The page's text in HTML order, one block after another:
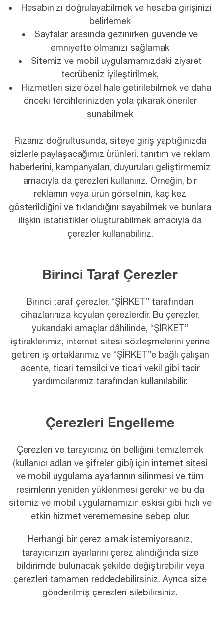
Hesabınızı doğrulayabilmek ve hesaba girişinizi
belirlemek
Sayfalar arasında gezinirken güvende ve
emniyette olmanızı sağlamak
Sitemiz ve mobil uygulamamızdaki ziyaret
tecrübeniz iyileştirilmek,
Hizmetleri size özel hale getirilebilmek ve daha
önceki tercihlerinizden yola çıkarak öneriler
sunabilmek
Rızanız doğrultusunda, siteye giriş yaptığınızda
sizlerle paylaşacağımız ürünleri, tanıtım ve reklam
haberlerini, kampanyaları, duyuruları geliştirmemiz
amacıyla da çerezleri kullanırız. Örneğin, bir
reklamın veya ürün görselinin, kaç kez
gösterildiğini ve tıklandığını sayabilmek ve bunlara
ilişkin istatistikler oluşturabilmek amacıyla da
çerezler kullanabiliriz.
Birinci Taraf Çerezler
Birinci taraf çerezler, “ŞİRKET” tarafından
cihazlarınıza koyulan çerezlerdir. Bu çerezler,
yukarıdaki amaçlar dâhilinde, “ŞİRKET”
iştiraklerimiz, internet sitesi sözleşmelerini yerine
getiren iş ortaklarımız ve “ŞİRKET”e bağlı çalışan
acente, ticari temsilci ve ticari vekil gibi tacir
yardımcılarımız tarafından kullanılabilir.
Çerezleri Engelleme
Çerezleri ve tarayıcınız ön belliğini temizlemek
(kullanıcı adları ve şifreler gibi) için internet sitesi
ve mobil uygulama ayarlarının silinmesi ve tüm
resimlerin yeniden yüklenmesi gerekir ve bu da
sitemiz ve mobil uygulamamızın eskisi gibi hızlı ve
etkin hizmet verememesine sebep olur.
Herhangi bir çerez almak istemiyorsanız,
tarayıcınızın ayarlarını çerez alındığında size
bildirimde bulunacak şekilde değiştirebilir veya
çerezleri tamamen reddedebilirsiniz. Ayrıca size
gönderilmiş çerezleri silebilirsiniz.